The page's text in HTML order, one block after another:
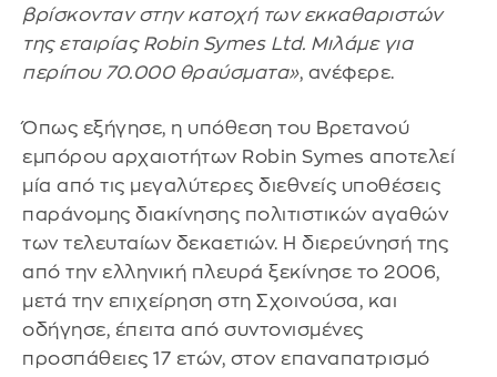
βρίσκονταν στην κατοχή των εκκαθαριστών
της εταιρίας Robin Symes Ltd. Μιλάμε για
περίπου 70.000 θραύσματα», ανέφερε.
Όπως εξήγησε, η υπόθεση του Βρετανού
εμπόρου αρχαιοτήτων Robin Symes αποτελεί
μία από τις μεγαλύτερες διεθνείς υποθέσεις
παράνομης διακίνησης πολιτιστικών αγαθών
των τελευταίων δεκαετιών. Η διερεύνησή της
από την ελληνική πλευρά ξεκίνησε το 2006,
μετά την επιχείρηση στη Σχοινούσα, και
οδήγησε, έπειτα από συντονισμένες
προσπάθειες 17 ετών, στον επαναπατρισμό